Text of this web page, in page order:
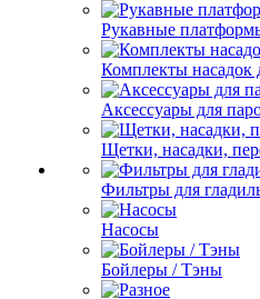
Рукавные
Комплекты насадок
Аксессуары для
Щетки, насадки,
Фильтры для
Насосы
Бойлеры / Тэны